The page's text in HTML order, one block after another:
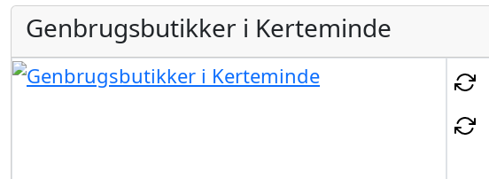
Genbrugsbutikker i Kerteminde